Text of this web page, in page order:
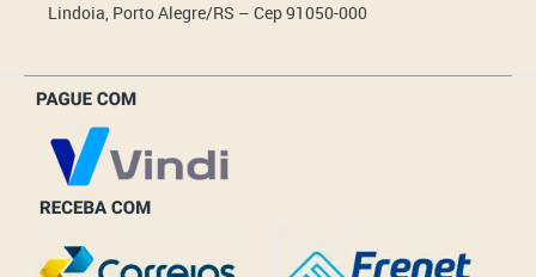
Lindoia, Porto Alegre/RS – Cep 91050-000